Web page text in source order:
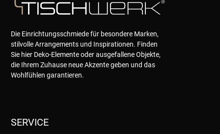
Die Einrichtungsschmiede für besondere Marken,
stilvolle Arrangements und Inspirationen. Finden
Sie hier Deko-Elemente oder ausgefallene Objekte,
die Ihrem Zuhause neue Akzente geben und das
Wohlfühlen garantieren.
SERVICE